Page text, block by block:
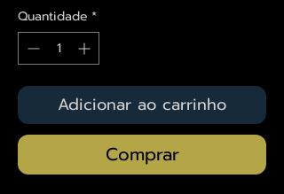
Quantidade *
Adicionar ao carrinho
Comprar